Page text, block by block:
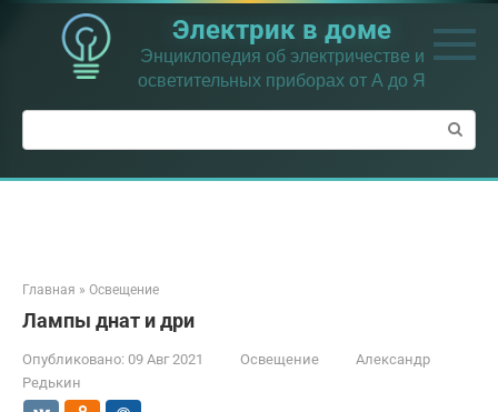
Перейти
контенту
Электрик в доме
Энциклопедия об электричестве и
осветительных приборах от А до Я
Поиск:
Главная » Освещение
Лампы днат и дри
Опубликовано: 09 Авг 2021 Освещение
Александр
Редькин